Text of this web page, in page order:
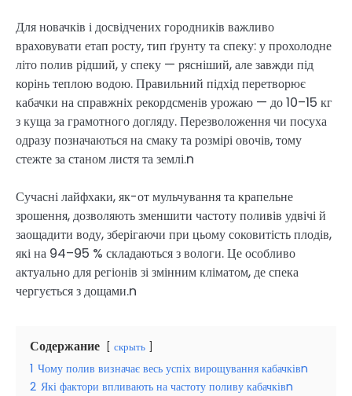
Для новачків і досвідчених городників важливо
враховувати етап росту, тип ґрунту та спеку: у прохолодне
літо полив рідший, у спеку — рясніший, але завжди під
корінь теплою водою. Правильний підхід перетворює
кабачки на справжніх рекордсменів урожаю — до 10–15 кг
з куща за грамотного догляду. Перезволоження чи посуха
одразу позначаються на смаку та розмірі овочів, тому
стежте за станом листя та землі.n
Сучасні лайфхаки, як-от мульчування та крапельне
зрошення, дозволяють зменшити частоту поливів удвічі й
заощадити воду, зберігаючи при цьому соковитість плодів,
які на 94–95 % складаються з вологи. Це особливо
актуально для регіонів зі змінним кліматом, де спека
чергується з дощами.n
Содержание скрыть
1 Чому полив визначає весь успіх вирощування кабачківn
2 Які фактори впливають на частоту поливу кабачківn